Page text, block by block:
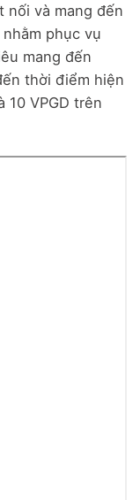
nối và mang đến
phục vụ
mang đến
thời điểm hiện
10 VPGD trên